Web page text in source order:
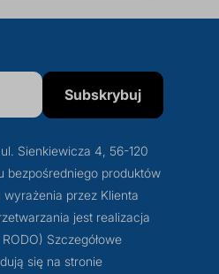
Subskrybuj
Sienkiewicza 4, 56-120
bezpośredniego produktów
wyrażenia przez Klienta
jest realizacja
Szczegółowe
się na stronie